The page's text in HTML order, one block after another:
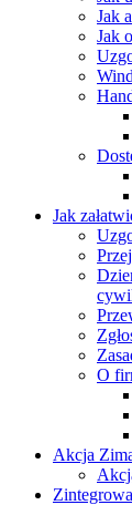
Jak
Jak
Jak
O
Akcja